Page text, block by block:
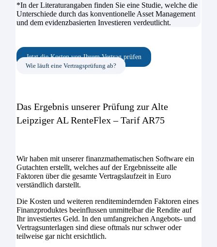
*In der Literaturangaben finden Sie eine Studie, welche die
Unterschiede durch das konventionelle Asset Management
und dem evidenzbasierten Investieren verdeutlicht.
Jetzt die Kosten von Ihrem Vertrag prüfen
Wie läuft eine Vertragsprüfung ab?
Das Ergebnis unserer Prüfung zur Alte
Leipziger AL RenteFlex – Tarif AR75
Wir haben mit unserer finanzmathematischen Software ein
Gutachten erstellt, welches auf der Ergebnisseite alle
Faktoren über die gesamte Vertragslaufzeit in Euro
verständlich darstellt.
Die Kosten und weiteren renditemindernden Faktoren eines
Finanzproduktes beeinflussen unmittelbar die Rendite auf
Ihr investiertes Geld. In den umfangreichen Angebots- und
Vertragsunterlagen sind diese oftmals nur schwer oder
teilweise gar nicht ersichtlich.